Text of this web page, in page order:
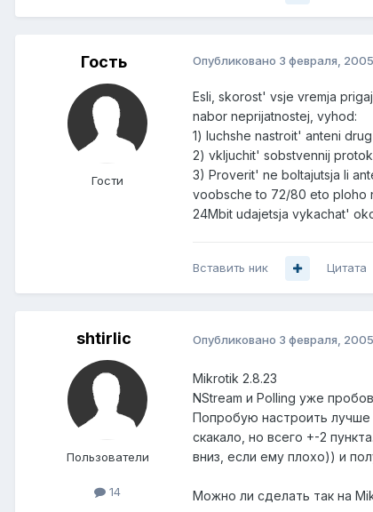
Гость
Гости
Опубликовано 3 февраля, 2005
Esli, skorost' vsje vremja
nabor neprijatnostej, vyhod:
1) luchshe nastroit' anteni
2) vkljuchit' sobstvennij
3) Proverit' ne boltajutsja li
voobsche to 72/80 eto ploho
24Mbit udajetsja vykachat'
Вставить ник Цитата
shtirlic
Пользователи
14
Опубликовано 3 февраля, 2005
Mikrotik 2.8.23
NStream и Polling уже
Попробую настроить лучше
скакало, но всего +-2
вниз, если ему плохо)) и
Можно ли сделать так на